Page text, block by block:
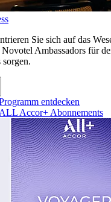
Sie sich auf das
Novotel Ambassadors für
sorgen.
entdecken
ALL Accor+ Abonnements